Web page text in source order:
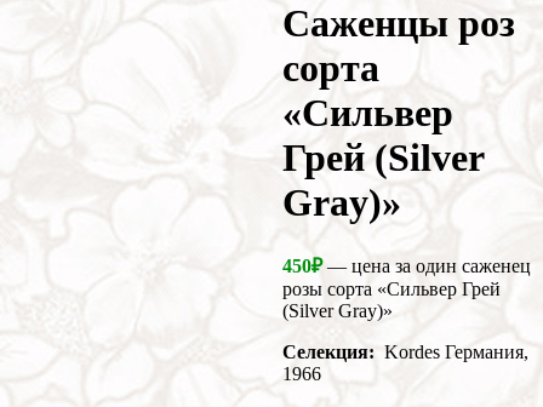
Cаженцы роз
сорта
«Сильвер
Грей (Silver
Gray)»
450₽— цена за один саженец
розы сорта «Сильвер Грей
(Silver Gray)»
Селекция: Kordes Германия,
1966